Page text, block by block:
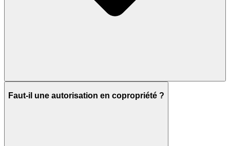
Faut-il une autorisation en copropriété ?